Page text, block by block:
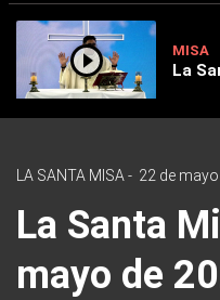
MISA
La
LA SANTA MISA- 22 de
La Santa
mayo de